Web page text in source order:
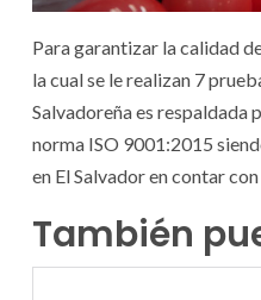
Para garantizar la calidad
la cual se le realizan 7
Salvadoreña es respaldada
norma ISO 9001:2015
en El Salvador en contar
También